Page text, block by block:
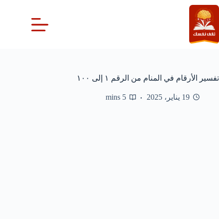
التجاوز
إلى
المحتوى
تفسير الأرقام في المنام من الرقم ١ إلى ١٠٠
19 يناير، 2025 5 mins